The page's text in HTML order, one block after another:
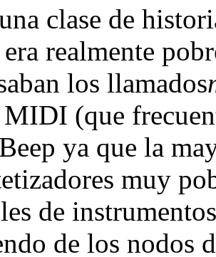
clase de
realmente
los llamados
(que
ya que la
muy
de
de los nodos